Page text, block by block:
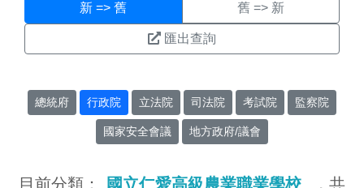
新 => 舊 舊 => 新
匯出查詢
總統府 行政院 立法院 司法院 考試院 監察院
國家安全會議 地方政府/議會
目前分類： 國立仁愛高級農業職業學校
，共